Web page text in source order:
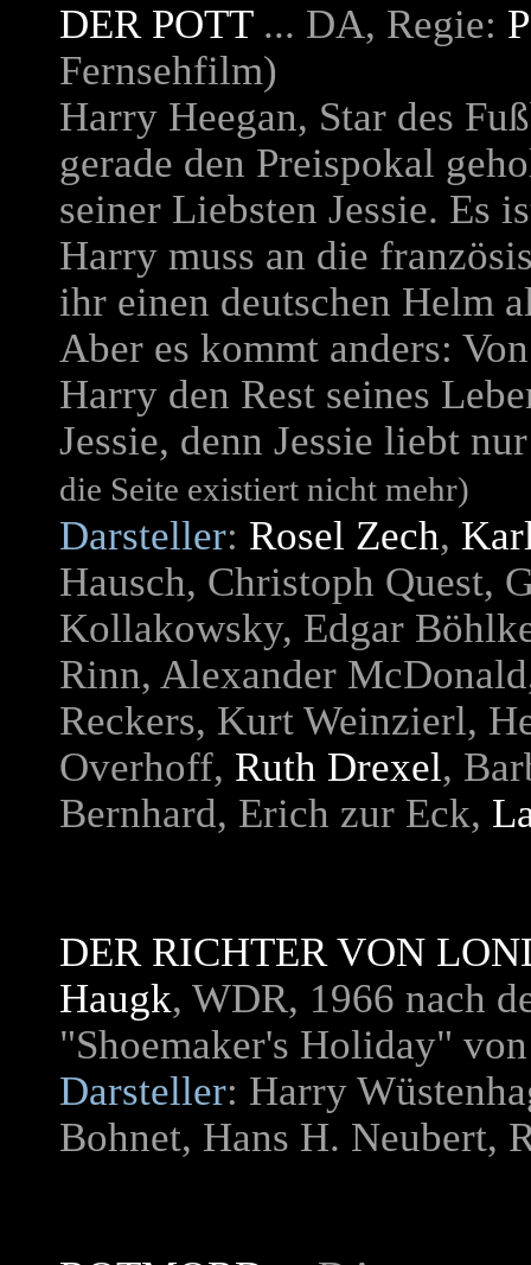
DER POTT ... DA, Regie:
Fernsehfilm)
Harry Heegan, Star des
gerade den Preispokal
seiner Liebsten Jessie. Es
Harry muss an die
ihr einen deutschen Helm
Aber es kommt anders:
Harry den Rest seines
Jessie, denn Jessie liebt
die Seite existiert nicht mehr)
Darsteller: Rosel Zech,
Hausch, Christoph Quest,
Kollakowsky, Edgar
Rinn, Alexander
Reckers, Kurt Weinzierl,
Overhoff, Ruth Drexel,
Bernhard, Erich zur Eck,
DER RICHTER VON
Haugk, WDR, 1966 nach
"Shoemaker's Holiday"
Darsteller: Harry
Bohnet, Hans H. Neubert,